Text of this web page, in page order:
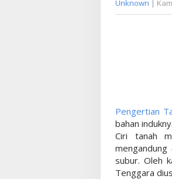
Unknown |
Pengertian
bahan
Ciri tanah
subur. Oleh
Tenggara